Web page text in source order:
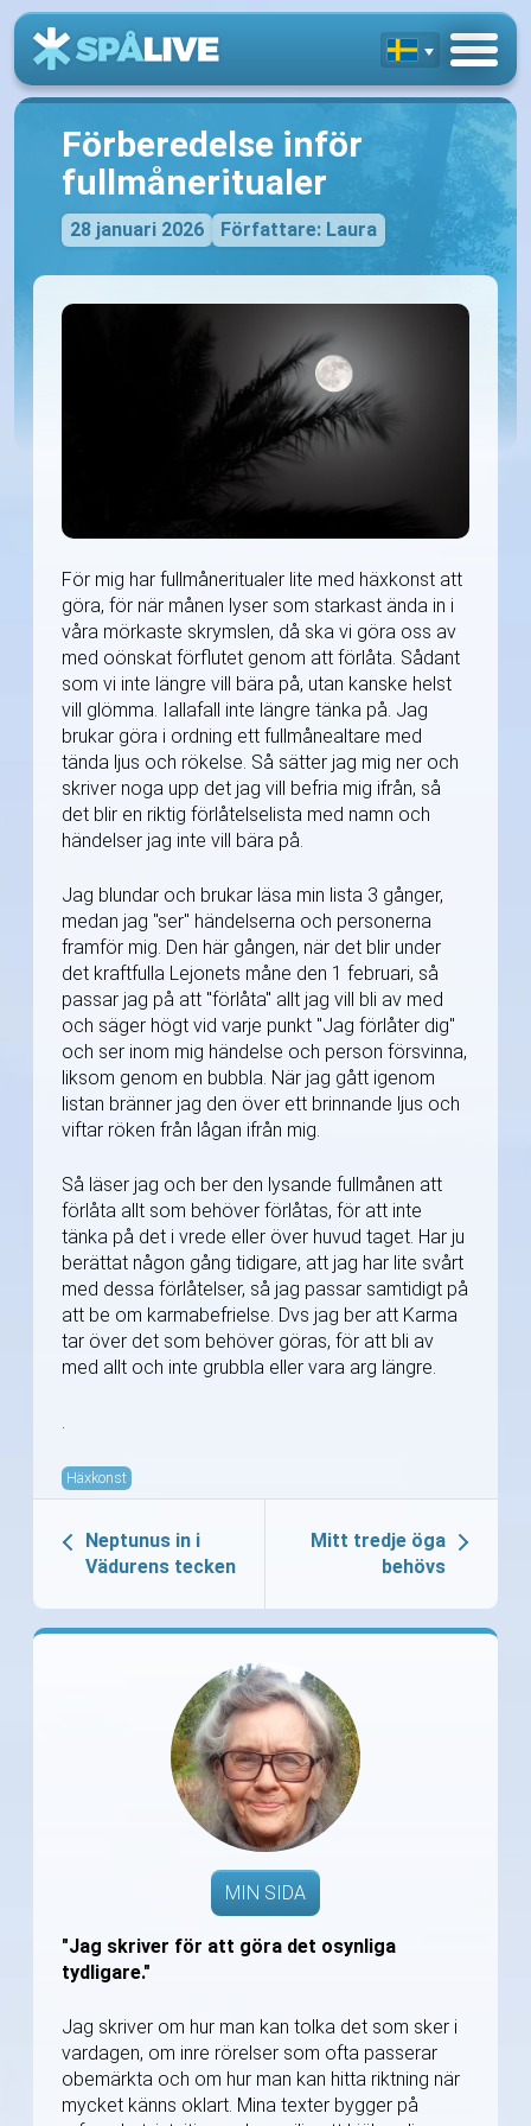
Förberedelse inför
fullmåneritualer
28 januari 2026 Författare: Laura
För mig har fullmåneritualer lite med häxkonst att
göra, för när månen lyser som starkast ända in i
våra mörkaste skrymslen, då ska vi göra oss av
med oönskat förflutet genom att förlåta. Sådant
som vi inte längre vill bära på, utan kanske helst
vill glömma. Iallafall inte längre tänka på. Jag
brukar göra i ordning ett fullmånealtare med
tända ljus och rökelse. Så sätter jag mig ner och
skriver noga upp det jag vill befria mig ifrån, så
det blir en riktig förlåtelselista med namn och
händelser jag inte vill bära på.
Jag blundar och brukar läsa min lista 3 gånger,
medan jag "ser" händelserna och personerna
framför mig. Den här gången, när det blir under
det kraftfulla Lejonets måne den 1 februari, så
passar jag på att "förlåta" allt jag vill bli av med
och säger högt vid varje punkt "Jag förlåter dig"
och ser inom mig händelse och person försvinna,
liksom genom en bubbla. När jag gått igenom
listan bränner jag den över ett brinnande ljus och
viftar röken från lågan ifrån mig.
Så läser jag och ber den lysande fullmånen att
förlåta allt som behöver förlåtas, för att inte
tänka på det i vrede eller över huvud taget. Har ju
berättat någon gång tidigare, att jag har lite svårt
med dessa förlåtelser, så jag passar samtidigt på
att be om karmabefrielse. Dvs jag ber att Karma
tar över det som behöver göras, för att bli av
med allt och inte grubbla eller vara arg längre.
.
Häxkonst
Neptunus in i
Vädurens tecken
Mitt tredje öga
behövs
MIN SIDA
"Jag skriver för att göra det osynliga
tydligare."
Jag skriver om hur man kan tolka det som sker i
vardagen, om inre rörelser som ofta passerar
obemärkta och om hur man kan hitta riktning när
mycket känns oklart. Mina texter bygger på